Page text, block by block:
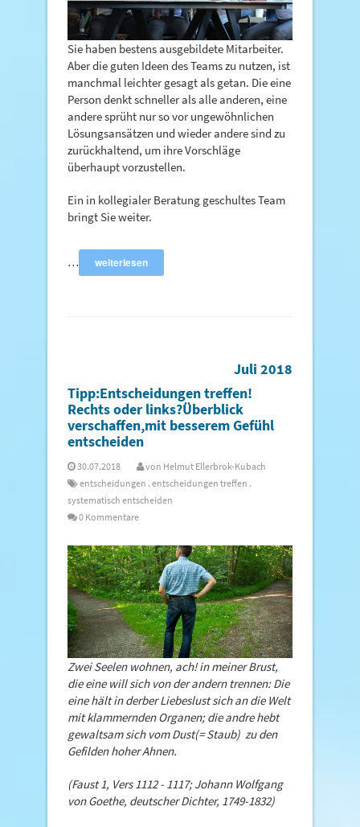
Sie haben bestens ausgebildete Mitarbeiter.
Aber die guten Ideen des Teams zu nutzen, ist
manchmal leichter gesagt als getan. Die eine
Person denkt schneller als alle anderen, eine
andere sprüht nur so vor ungewöhnlichen
Lösungsansätzen und wieder andere sind zu
zurückhaltend, um ihre Vorschläge
überhaupt vorzustellen.
Ein in kollegialer Beratung geschultes Team
bringt Sie weiter.
… weiterlesen
Juli 2018
Tipp:Entscheidungen treffen!
Rechts oder links?Überblick
verschaffen,mit besserem Gefühl
entscheiden
30.07.2018 von Helmut Ellerbrok-Kubach
entscheidungen . entscheidungen treffen .
systematisch entscheiden
0 Kommentare
Zwei Seelen wohnen, ach! in meiner Brust,
die eine will sich von der andern trennen: Die
eine hält in derber Liebeslust sich an die Welt
mit klammernden Organen; die andre hebt
gewaltsam sich vom Dust(= Staub) zu den
Gefilden hoher Ahnen.
(Faust 1, Vers 1112 - 1117;Johann Wolfgang
von Goethe, deutscher Dichter, 1749-1832)